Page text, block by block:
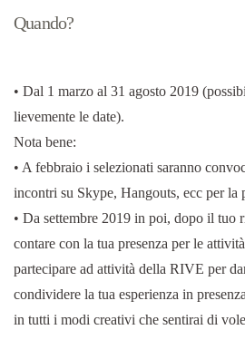
Quando?
• Dal 1 marzo al 31 agosto 2019
lievemente le date).
Nota bene:
• A febbraio i selezionati saranno
incontri su Skype, Hangouts, ecc per la
• Da settembre 2019 in poi, dopo il
contare con la tua presenza per le
partecipare ad attività della RIVE per
condividere la tua esperienza in
in tutti i modi creativi che sentirai di